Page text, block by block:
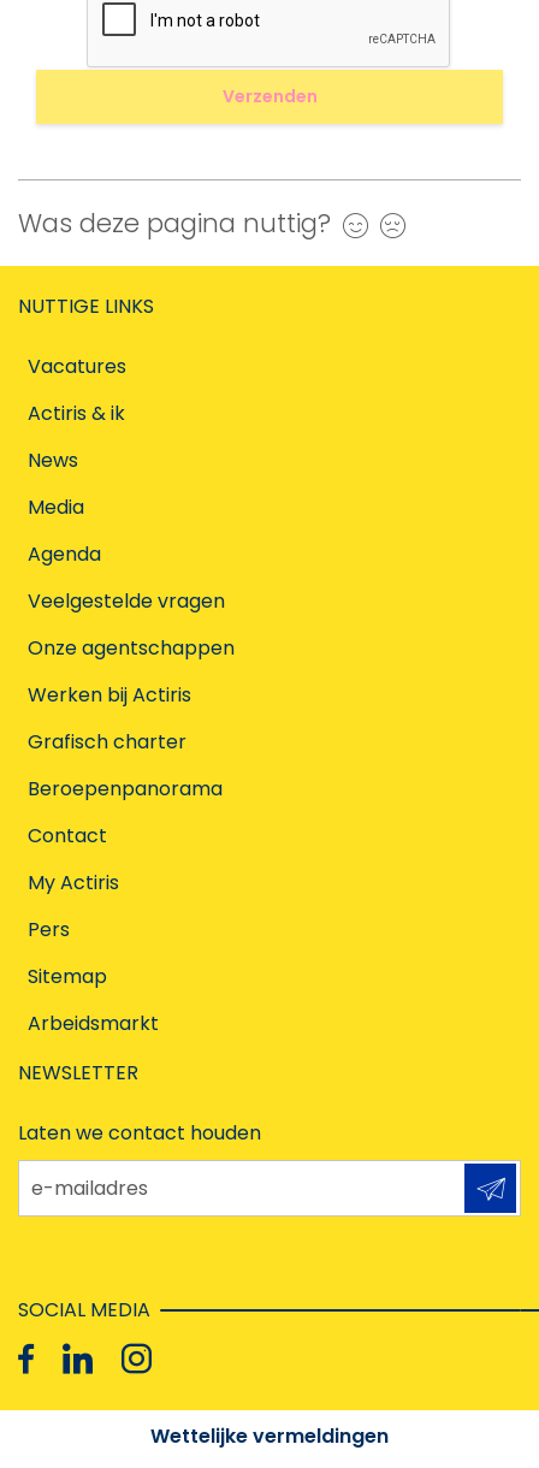
Was deze pagina nuttig? Ja
NUTTIGE LINKS
Vacatures
Actiris & ik
News
Media
Agenda
Veelgestelde vragen
Onze agentschappen
Werken bij Actiris
Grafisch charter
Beroepenpanorama
Contact
My Actiris
Pers
Sitemap
Arbeidsmarkt
NEWSLETTER
Laten we contact houden
e-mailadres
SOCIAL MEDIA
Wettelijke vermeldingen